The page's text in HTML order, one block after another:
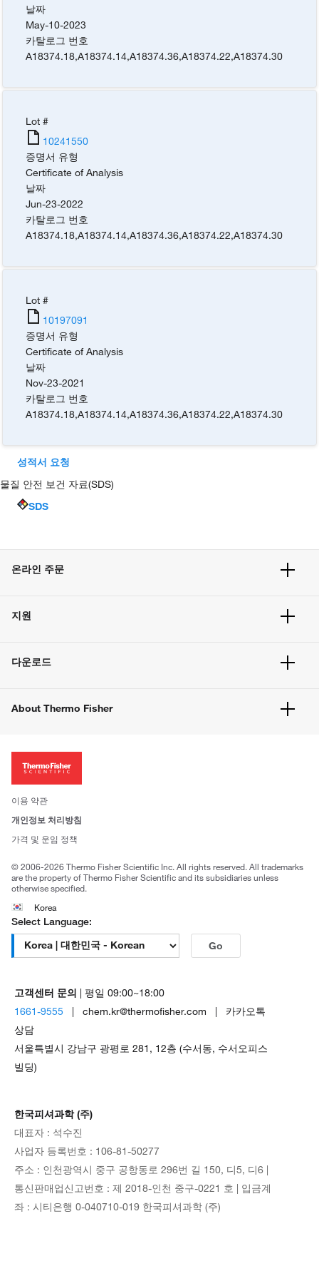
날짜
May-10-2023
카탈로그 번호
A18374.18,A18374.14,A18374.36,A18374.22,A18374.30
Lot #
10241550
증명서 유형
Certificate of Analysis
날짜
Jun-23-2022
카탈로그 번호
A18374.18,A18374.14,A18374.36,A18374.22,A18374.30
Lot #
10197091
증명서 유형
Certificate of Analysis
날짜
Nov-23-2021
카탈로그 번호
A18374.18,A18374.14,A18374.36,A18374.22,A18374.30
성적서 요청
물질 안전 보건 자료(SDS)
SDS
온라인 주문
주문 방법
벌크 주문
지원
고객 센터
웹사이트 개선사항
다운로드
About Thermo Fisher
투자자
사회적 책임
브랜드
이용 약관
개인정보 처리방침
가격 및 운임 정책
© 2006-2026 Thermo Fisher Scientific Inc. All rights reserved. All trademarks
are the property of Thermo Fisher Scientific and its subsidiaries unless
otherwise specified.
Korea
Select Language:
Go
고객센터 문의 | 평일 09:00~18:00
1661-9555 | chem.kr@thermofisher.com | 카카오톡
상담
서울특별시 강남구 광평로 281, 12층 (수서동, 수서오피스
빌딩)
한국피셔과학 (주)
대표자 : 석수진
사업자 등록번호 : 106-81-50277
주소 : 인천광역시 중구 공항동로 296번 길 150, 디5, 디6 |
통신판매업신고번호 : 제 2018-인천 중구-0221 호 | 입금계
좌 : 시티은행 0-040710-019 한국피셔과학 (주)